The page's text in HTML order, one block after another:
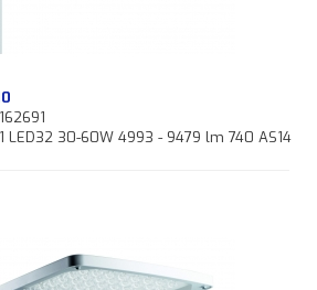
LED32 30-60W 4993 - 9479 lm 740 AS14